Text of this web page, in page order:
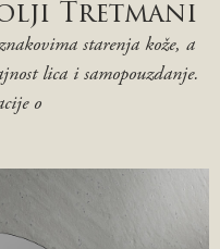
Tretmani
starenja kože, a
lica i samopouzdanje.
o